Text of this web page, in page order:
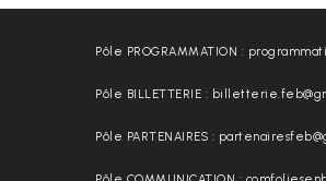
Pôle PROGRAMMATION :
Pôle BILLETTERIE :
Pôle PARTENAIRES :